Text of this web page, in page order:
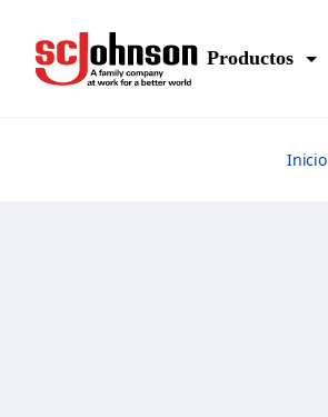
Productos
Inicio